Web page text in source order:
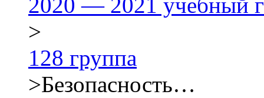
2020 — 2021 учебный
>
128 группа
>Безопасность…